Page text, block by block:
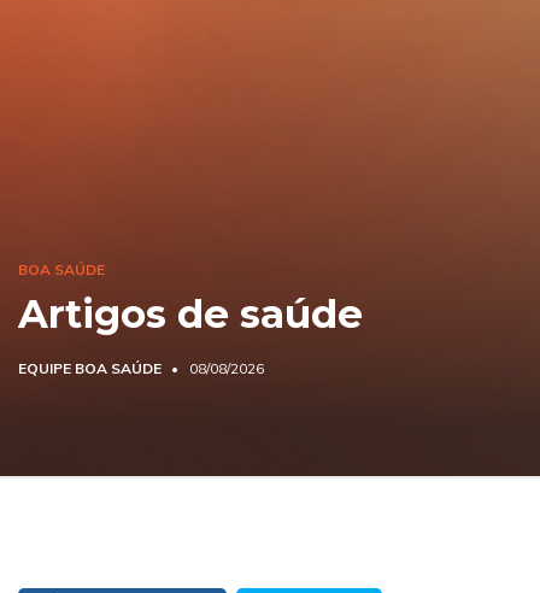
BOA SAÚDE
Artigos de saúde
EQUIPE BOA SAÚDE 08/08/2026